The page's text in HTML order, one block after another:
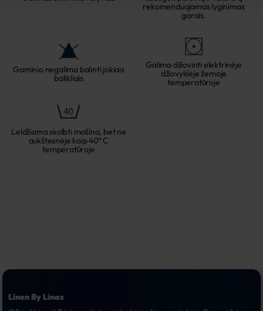
rekomenduojamas lyginimas
garais.
Gaminio negalima balinti jokiais
balikliais
Galima džiovinti elektrinėje
džiovyklėje žemoje
temperatūroje
Leidžiama skalbti mašina, bet ne
aukštesnėje kaip 40º C
temperatūroje
Linen By Linas